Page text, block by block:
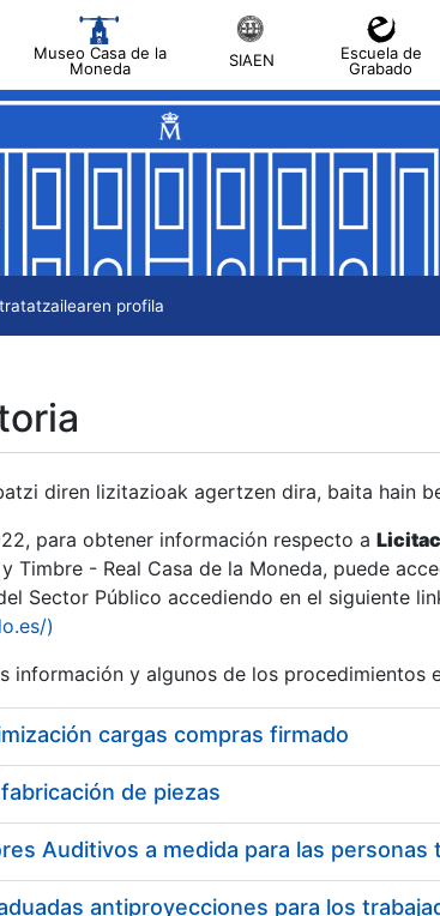
Museo Casa de la
Moneda
SIAEN
Escuela de
Grabado
profila
diren lizitazioak agertzen dira, baita hain
para obtener información respecto a
Timbre - Real Casa de la Moneda, puede
Sector Público accediendo en el siguiente
)
información y algunos de los procedimientos
cargas compras firmado
de piezas